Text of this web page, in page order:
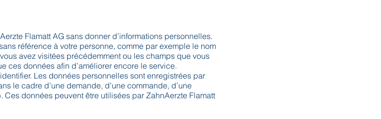
Flamatt AG sans donner d’informations personnelles.
référence à votre personne, comme par exemple le nom
avez visitées précédemment ou les champs que vous
ces données afin d’améliorer encore le service.
Les données personnelles sont enregistrées par
le cadre d’une demande, d’une commande, d’une
données peuvent être utilisées par ZahnAerzte Flamatt